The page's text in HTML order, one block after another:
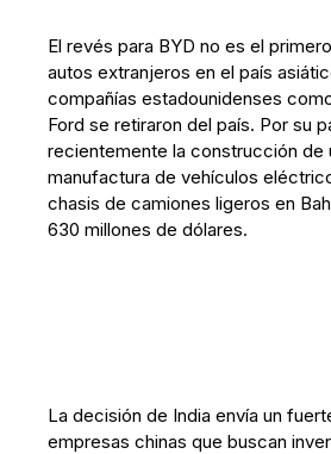
El revés para BYD no es el
autos extranjeros en el país
compañías estadounidenses
Ford se retiraron del país. Por su
recientemente la construcción de
manufactura de vehículos
chasis de camiones ligeros en
630 millones de dólares.
La decisión de India envía un
empresas chinas que buscan